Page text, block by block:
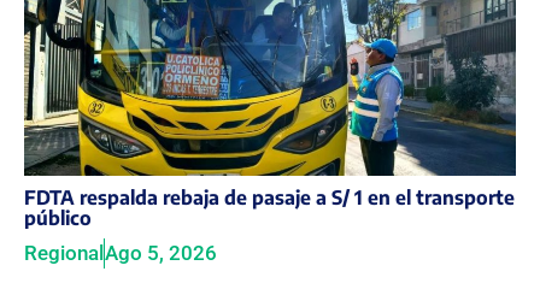
FDTA respalda rebaja de pasaje a S/ 1 en el transporte
público
RegionalAgo 5, 2026